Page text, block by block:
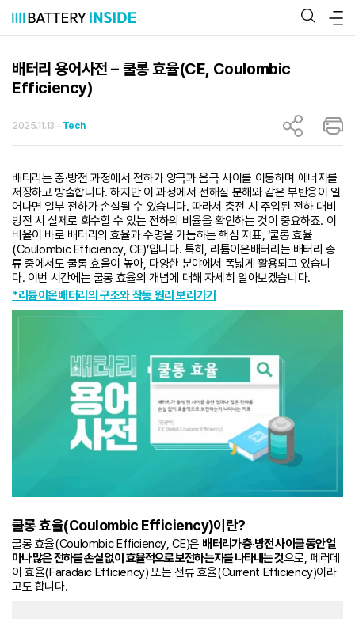
츠
배터리 용어사전 – 쿨롱 효율(CE, Coulombic
Efficiency)
2025.11.13 Tech
배터리는 충·방전 과정에서 전하가 양극과 음극 사이를 이동하며 에너지를
저장하고 방출합니다. 하지만 이 과정에서 전해질 분해와 같은 부반응이 일
어나면 일부 전하가 손실될 수 있습니다. 따라서 충전 시 주입된 전하 대비
방전 시 실제로 회수할 수 있는 전하의 비율을 확인하는 것이 중요하죠. 이
비율이 바로 배터리의 효율과 수명을 가늠하는 핵심 지표, ‘쿨롱 효율
(Coulombic Efficiency, CE)’입니다. 특히, 리튬이온배터리는 배터리 종
류 중에서도 쿨롱 효율이 높아, 다양한 분야에서 폭넓게 활용되고 있습니
다. 이번 시간에는 쿨롱 효율의 개념에 대해 자세히 알아보겠습니다.
*리튬이온배터리의 구조와 작동 원리 보러가기
쿨롱 효율(Coulombic Efficiency)이란?
쿨롱 효율(Coulombic Efficiency, CE)은 배터리가 충·방전 사이클 동안 얼
마나 많은 전하를 손실 없이 효율적으로 보전하는지를 나타내는 것으로, 페러데
이 효율(Faradaic Efficiency) 또는 전류 효율(Current Efficiency)이라
고도 합니다.